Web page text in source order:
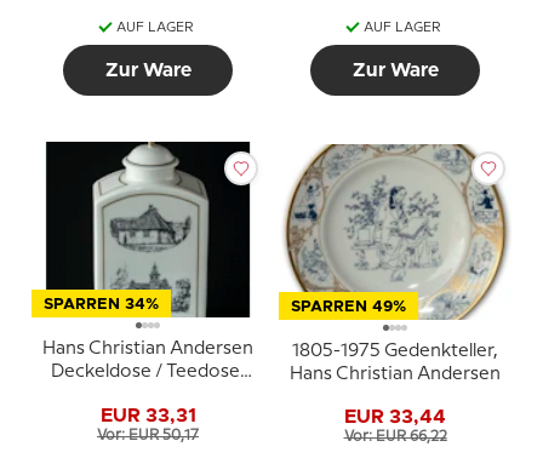
AUF LAGER
Zur Ware
AUF LAGER
Zur Ware
SPARREN 34%
Hans Christian Andersen
Deckeldose / Teedose,
Gröndahl Nr. 4546-650
EUR 33,31
Vor: EUR 50,17
SPARREN 49%
1805-1975 Gedenkteller,
Hans Christian Andersen
EUR 33,44
Vor: EUR 66,22